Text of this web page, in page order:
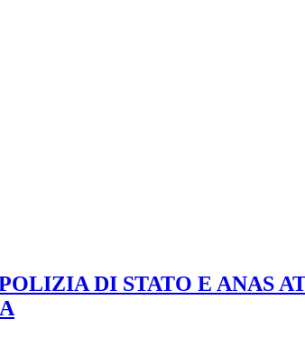
DI STATO E ANAS